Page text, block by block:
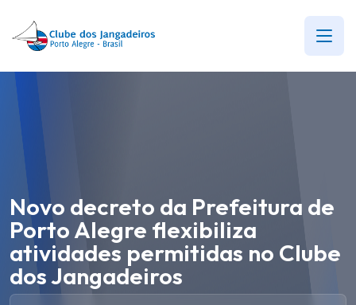
Novo decreto da Prefeitura de
Porto Alegre flexibiliza
atividades permitidas no Clube
dos Jangadeiros